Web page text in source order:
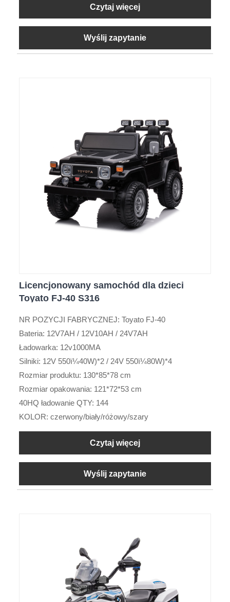
Czytaj więcej
Wyślij zapytanie
Licencjonowany samochód dla dzieci
Toyato FJ-40 S316
NR POZYCJI FABRYCZNEJ: Toyato FJ-40
Bateria: 12V7AH / 12V10AH / 24V7AH
Ładowarka: 12v1000MA
Silniki: 12V 550ï¼40W)*2 / 24V 550ï¼80W)*4
Rozmiar produktu: 130*85*78 cm
Rozmiar opakowania: 121*72*53 cm
40HQ ładowanie QTY: 144
KOLOR: czerwony/biały/różowy/szary
Czytaj więcej
Wyślij zapytanie